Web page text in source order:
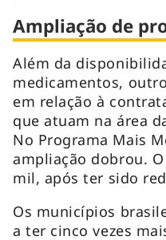
Ampliação de
Além da
medicamentos,
em relação à
que atuam na área
No Programa Mais
ampliação dobrou.
mil, após ter sido
Os municípios
a ter cinco vezes